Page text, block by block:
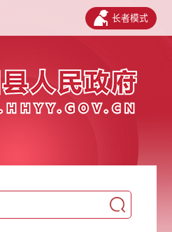
长者模式